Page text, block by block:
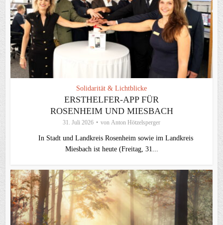
Solidarität & Lichtblicke
ERSTHELFER-APP FÜR
ROSENHEIM UND MIESBACH
31. Juli 2026 von Anton Hötzelsperger
In Stadt und Landkreis Rosenheim sowie im Landkreis
Miesbach ist heute (Freitag, 31...